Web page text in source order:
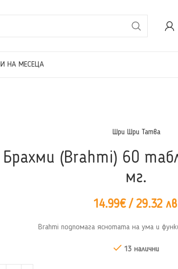
НА МЕСЕЦА
Шри Шри Татва
Брахми (Brahmi) 60
мг.
14.99€/ 29.32
Brahmi подпомага яснотата на ума и
13 налични